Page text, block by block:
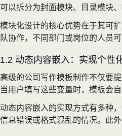
可以拆分为封面模块、目录模块
模块化设计的核心优势在于其可
队协作，不同部门或岗位的人员
1.2 动态内容嵌入：实现个性
高级的公司写作模板制作不仅要
当用户填写这些变量时，模板会
动态内容嵌入的实现方式有多种
信息错误或格式混乱的情况。此